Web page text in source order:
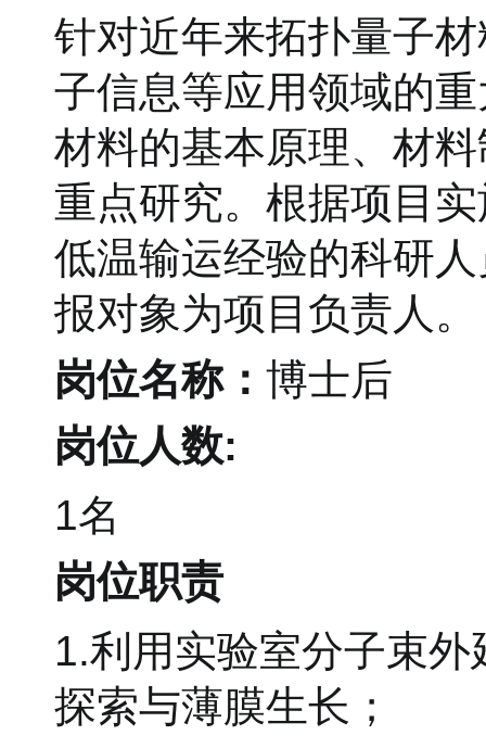
针对近年来拓扑量子
子信息等应用领域的
材料的基本原理、材
重点研究。根据项目
低温输运经验的科研
报对象为项目负责人。
岗位名称： 博士后
岗位人数:
1名
岗位职责
1.利用实验室分子束
探索与薄膜生长；